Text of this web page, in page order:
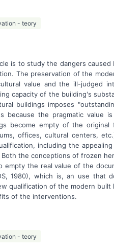
- teory
is to study the dangers
The preservation of the
value and the ill-judged
capacity of the building's
buildings imposes
because the pragmatic
become empty of the
offices, cultural centers,
including the
the conceptions of frozen
empty the real value of the
1980), which is, an use
qualification of the modern
of the interventions.
- teory